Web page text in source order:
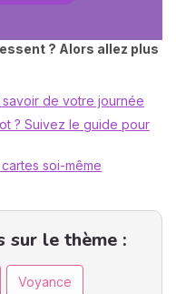
? Alors allez plus
de votre journée
? Suivez le guide pour
soi-même
sur le thème :
Voyance